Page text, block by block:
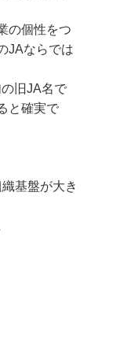
の個性をつ
JAならでは
旧JA名で
と確実で
基盤が大き